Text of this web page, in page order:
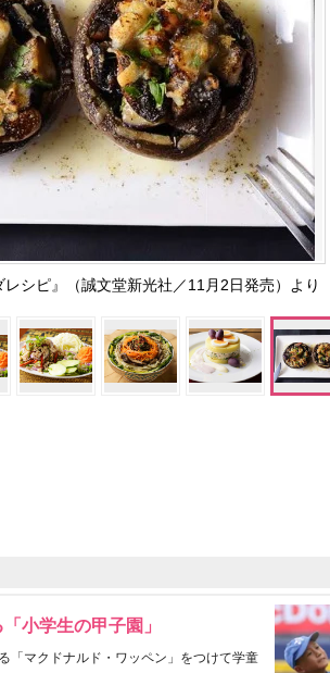
シピ』（誠文堂新光社／11月2日発売）より
小学生の甲子園」
「マクドナルド・ワッペン」をつけて学童